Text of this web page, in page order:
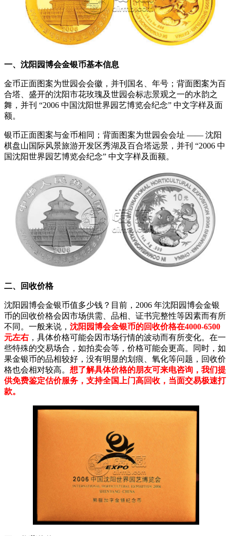
一、沈阳园博会金银币基本信息
金币正面图案为世园会会徽，并刊国名、年号；背面图案为百
合塔、盛开的沈阳市花玫瑰及世园会标志景观之一的水韵之
舞，并刊 “2006 中国沈阳世界园艺博览会纪念” 中文字样及面
额。
银币正面图案与金币相同；背面图案为世园会会址 —— 沈阳
棋盘山国际风景旅游开发区秀湖及百合塔远景，并刊 “2006 中
国沈阳世界园艺博览会纪念” 中文字样及面额。
二、回收价格
沈阳园博会金银币值多少钱？目前，2006 年沈阳园博会金银
币的回收价格会因市场供需、品相、证书完整性等因素而有所
不同。一般来说， 沈阳园博会金银币的回收价格在4000-6500
元左右 ，具体价格可能会因市场行情的波动而有所变化。在一
些特殊的交易场合，如拍卖会等，价格可能会更高。同时，如
果金银币的品相较好，没有明显的划痕、氧化等问题，回收价
格也会相对较高。 想了解具体价格的朋友可来电咨询，我们提
供免费鉴定估价服务，支持全国上门高回收，当面交易极速打
款。